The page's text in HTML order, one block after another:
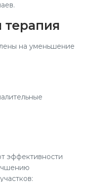
на уменьшение
эффективности